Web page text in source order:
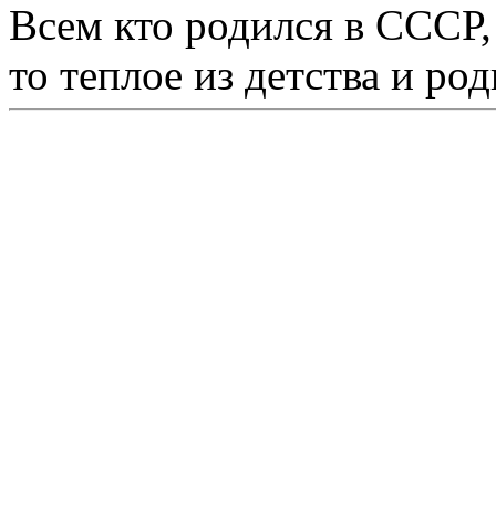
Всем кто родился в
то теплое из детства и